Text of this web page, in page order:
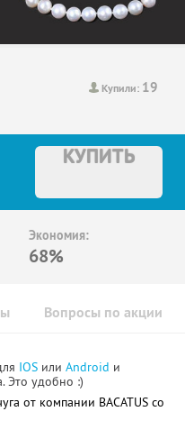
Купили: 19
КУПИТЬ
Экономия:
68%
Вопросы по акции
IOS или Android и
Это удобно :)
от компании BACATUS со